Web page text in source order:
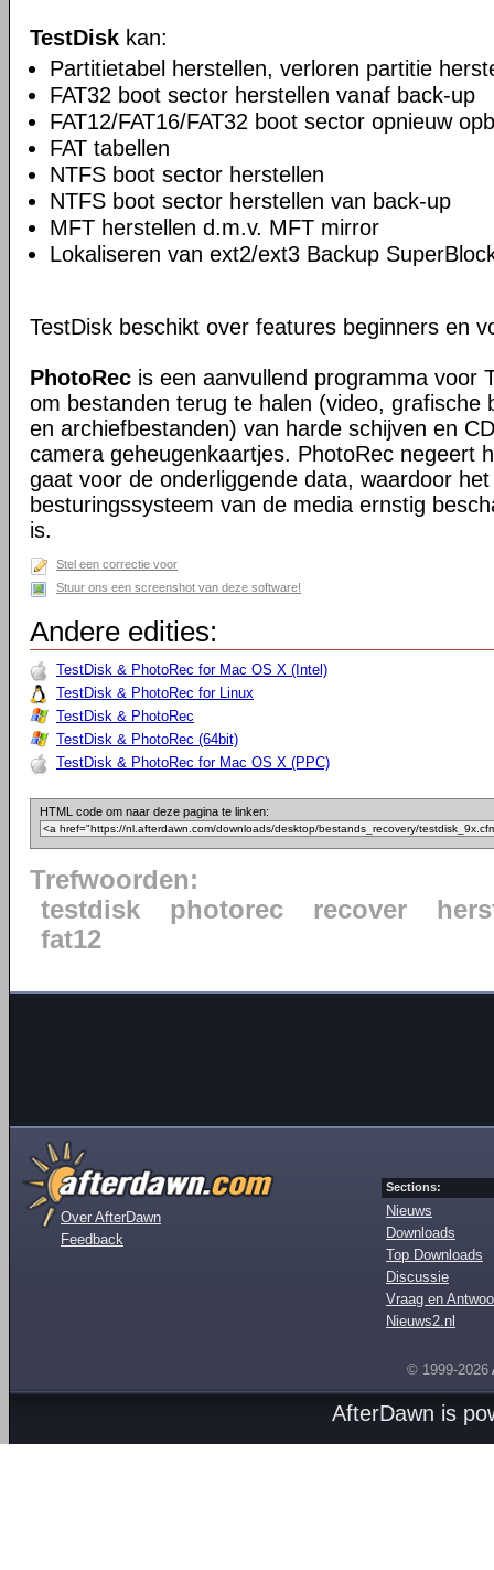
TestDisk kan:
Partitietabel herstellen, verloren partitie
FAT32 boot sector herstellen vanaf back-up
FAT12/FAT16/FAT32 boot sector opnieuw
FAT tabellen
NTFS boot sector herstellen
NTFS boot sector herstellen van back-up
MFT herstellen d.m.v. MFT mirror
Lokaliseren van ext2/ext3 Backup
TestDisk beschikt over features beginners en
PhotoRec is een aanvullend programma voor
om bestanden terug te halen (video, grafische
en archiefbestanden) van harde schijven en
camera geheugenkaartjes. PhotoRec negeert
gaat voor de onderliggende data, waardoor
besturingssysteem van de media ernstig
is.
Stel een correctie voor
Stuur ons een screenshot van deze software!
Andere edities:
TestDisk & PhotoRec for Mac OS X (Intel)
TestDisk & PhotoRec for Linux
TestDisk & PhotoRec
TestDisk & PhotoRec (64bit)
TestDisk & PhotoRec for Mac OS X (PPC)
HTML code om naar deze pagina te linken:
Trefwoorden:
testdisk
photorec recover
fat12
Over AfterDawn
Feedback
Sections:
Nieuws
Downloads
Top Downloads
Discussie
Vraag en
Nieuws2.nl
© 1999-2026
AfterDawn is